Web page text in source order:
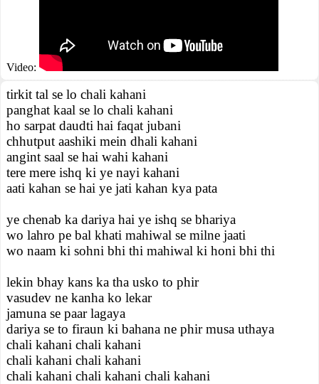
Video:
tirkit tal se lo chali kahani
panghat kaal se lo chali kahani
ho sarpat daudti hai faqat jubani
chhutput aashiki mein dhali kahani
angint saal se hai wahi kahani
tere mere ishq ki ye nayi kahani
aati kahan se hai ye jati kahan kya pata
ye chenab ka dariya hai ye ishq se bhariya
wo lahro pe bal khati mahiwal se milne jaati
wo naam ki sohni bhi thi mahiwal ki honi bhi thi
lekin bhay kans ka tha usko to phir
vasudev ne kanha ko lekar
jamuna se paar lagaya
dariya se to firaun ki bahana ne phir musa uthaya
chali kahani chali kahani
chali kahani chali kahani
chali kahani chali kahani chali kahani